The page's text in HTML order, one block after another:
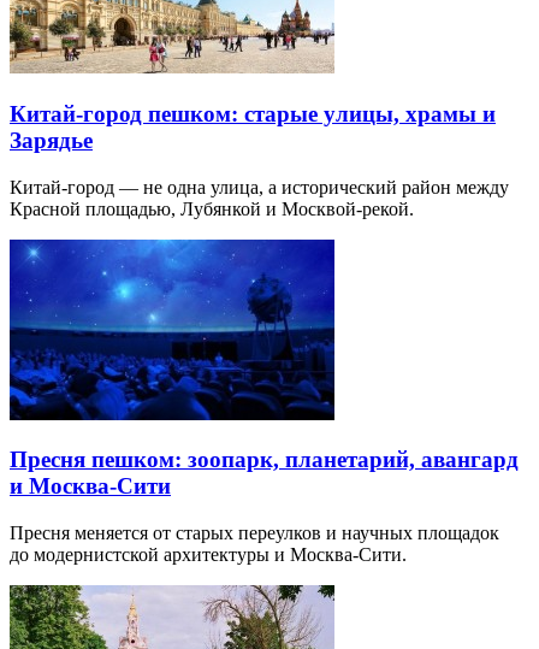
Китай-город пешком: старые улицы, храмы и
Зарядье
Китай-город — не одна улица, а исторический район между
Красной площадью, Лубянкой и Москвой-рекой.
Пресня пешком: зоопарк, планетарий, авангард
и Москва-Сити
Пресня меняется от старых переулков и научных площадок
до модернистской архитектуры и Москва-Сити.